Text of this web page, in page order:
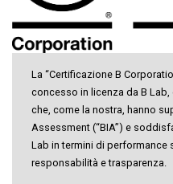
La “Certificazione B
concesso in licenza da B
che, come la nostra, hanno
Assessment (“BIA”) e
Lab in termini di performance
responsabilità e trasparenza.